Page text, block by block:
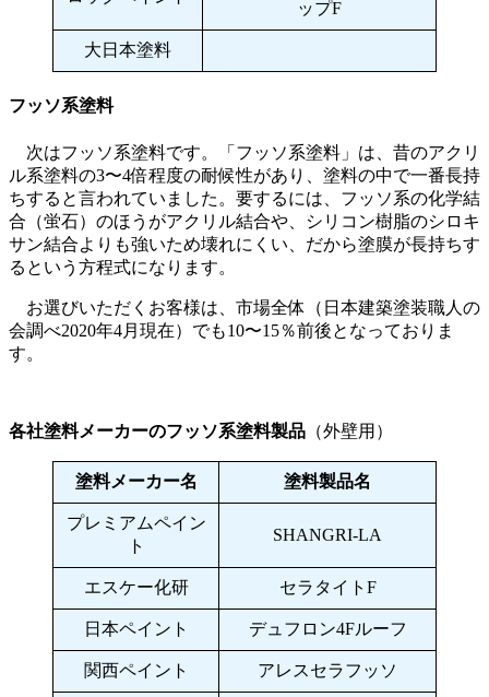
ップF
大日本塗料
フッソ系塗料
次はフッソ系塗料です。「フッソ系塗料」は、昔のアクリ
ル系塗料の3〜4倍程度の耐候性があり、塗料の中で一番長持
ちすると言われていました。要するには、フッソ系の化学結
合（蛍石）のほうがアクリル結合や、シリコン樹脂のシロキ
サン結合よりも強いため壊れにくい、だから塗膜が長持ちす
るという方程式になります。
お選びいただくお客様は、市場全体（日本建築塗装職人の
会調べ2020年4月現在）でも10〜15％前後となっておりま
す。
各社塗料メーカーのフッソ系塗料製品 （外壁用）
塗料メーカー名 塗料製品名
プレミアムペイン
ト
SHANGRI-LA
エスケー化研 セラタイトF
日本ペイント デュフロン4Fルーフ
関西ペイント アレスセラフッソ